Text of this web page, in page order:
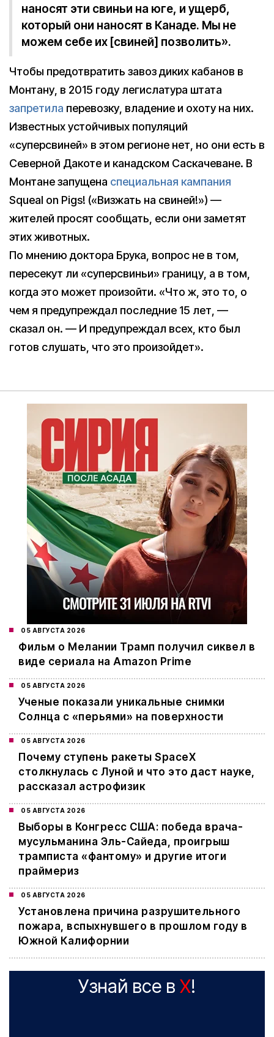
наносят эти свиньи на юге, и ущерб,
который они наносят в Канаде. Мы не
можем себе их [свиней] позволить».
Чтобы предотвратить завоз диких кабанов в
Монтану, в 2015 году легислатура штата
запретила перевозку, владение и охоту на них.
Известных устойчивых популяций
«суперсвиней» в этом регионе нет, но они есть в
Северной Дакоте и канадском Саскачеване. В
Монтане запущена специальная кампания
Squeal on Pigs! («Визжать на свиней!») —
жителей просят сообщать, если они заметят
этих животных.
По мнению доктора Брука, вопрос не в том,
пересекут ли «суперсвиньи» границу, а в том,
когда это может произойти. «Что ж, это то, о
чем я предупреждал последние 15 лет, —
сказал он. — И предупреждал всех, кто был
готов слушать, что это произойдет».
05 АВГУСТА 2026
Фильм о Мелании Трамп получил сиквел в
виде сериала на Amazon Prime
05 АВГУСТА 2026
Ученые показали уникальные снимки
Солнца с «перьями» на поверхности
05 АВГУСТА 2026
Почему ступень ракеты SpaceX
столкнулась с Луной и что это даст науке,
рассказал астрофизик
05 АВГУСТА 2026
Выборы в Конгресс США: победа врача-
мусульманина Эль-Сайеда, проигрыш
трамписта «фантому» и другие итоги
праймериз
05 АВГУСТА 2026
Установлена причина разрушительного
пожара, вспыхнувшего в прошлом году в
Южной Калифорнии
Узнай все в X!